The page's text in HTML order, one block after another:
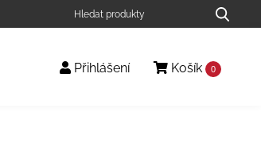
Přihlášení Košík 0